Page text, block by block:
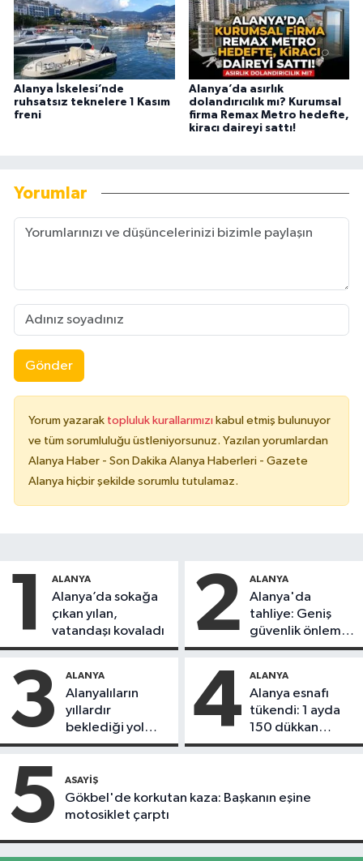
Alanya İskelesi’nde
ruhsatsız teknelere 1 Kasım
freni
Alanya’da asırlık
dolandırıcılık mı? Kurumsal
firma Remax Metro hedefte,
kiracı daireyi sattı!
Yorumlar
Gönder
Yorum yazarak topluluk kurallarımızı kabul etmiş bulunuyor
ve tüm sorumluluğu üstleniyorsunuz. Yazılan yorumlardan
Alanya Haber - Son Dakika Alanya Haberleri - Gazete
Alanya hiçbir şekilde sorumlu tutulamaz.
1 ALANYA
Alanya’da sokağa
çıkan yılan,
vatandaşı kovaladı
2 ALANYA
Alanya'da
tahliye: Geniş
güvenlik önlemi
alındı
3 ALANYA
Alanyalıların
yıllardır
beklediği yol
askıdan döndü
4 ALANYA
Alanya esnafı
tükendi: 1 ayda
150 dükkan
kapandı
5 ASAYIŞ
Gökbel'de korkutan kaza: Başkanın eşine
motosiklet çarptı